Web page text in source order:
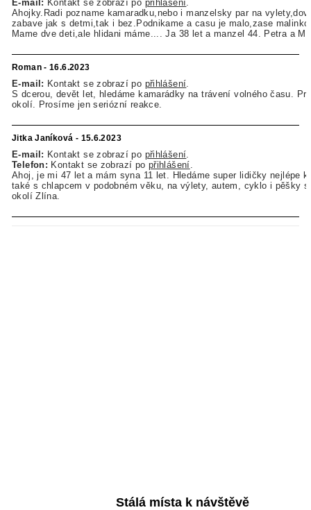
E-mail: Kontakt se zobrazí po přihlášení
Ahojky.Radi pozname kamaradku,nebo i manzelsky par na
zabave jak s detmi,tak i bez.Podnikame a casu je malo,zase
Mame dve deti,ale hlidani máme.... Ja 38 let a manzel 44. Petra a
Roman - 16.6.2023
E-mail: Kontakt se zobrazí po přihlášení
S dcerou, devět let, hledáme kamarádky na trávení volného času.
okolí. Prosíme jen seriózní reakce.
Jitka Janíková - 15.6.2023
E-mail: Kontakt se zobrazí po přihlášení
Telefon: Kontakt se zobrazí po přihlášení
Ahoj, je mi 47 let a mám syna 11 let. Hledáme super lidičky nejlépe
také s chlapcem v podobném věku, na výlety, autem, cyklo i pěšky
okolí Zlína.
Stálá místa k návštěvě